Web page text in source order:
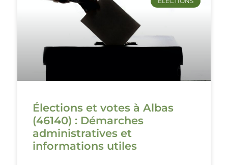
Élections et votes à Albas
(46140) : Démarches
administratives et
informations utiles